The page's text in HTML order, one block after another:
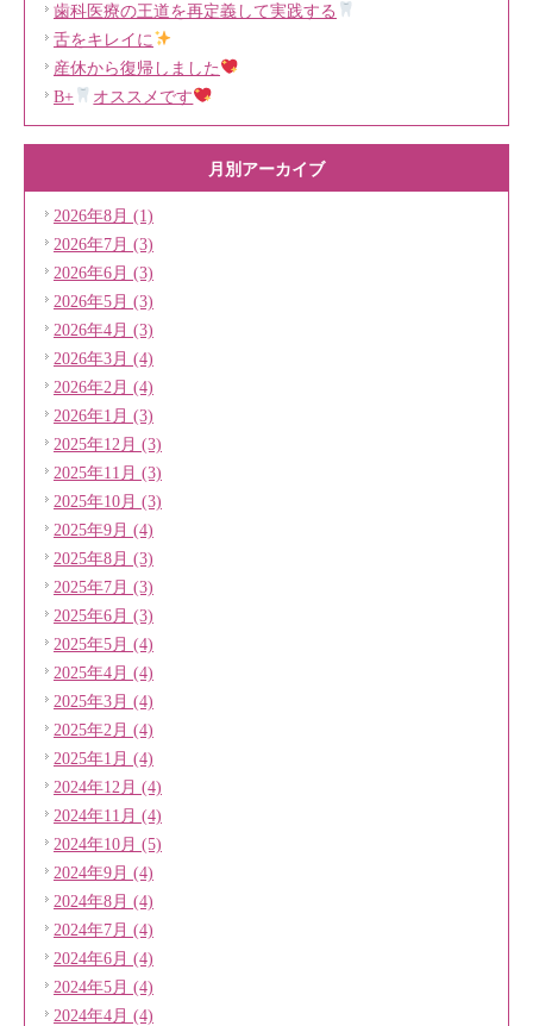
歯科医療の王道を再定義して実践する
舌をキレイに
産休から復帰しました
B+
オススメです
月別アーカイブ
2026年8月 (1)
2026年7月 (3)
2026年6月 (3)
2026年5月 (3)
2026年4月 (3)
2026年3月 (4)
2026年2月 (4)
2026年1月 (3)
2025年12月 (3)
2025年11月 (3)
2025年10月 (3)
2025年9月 (4)
2025年8月 (3)
2025年7月 (3)
2025年6月 (3)
2025年5月 (4)
2025年4月 (4)
2025年3月 (4)
2025年2月 (4)
2025年1月 (4)
2024年12月 (4)
2024年11月 (4)
2024年10月 (5)
2024年9月 (4)
2024年8月 (4)
2024年7月 (4)
2024年6月 (4)
2024年5月 (4)
2024年4月 (4)